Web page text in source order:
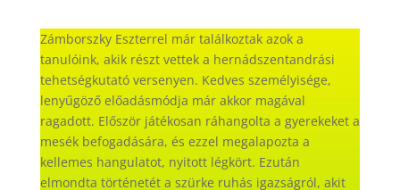
Zámborszky Eszterrel már találkoztak azok a
tanulóink, akik részt vettek a hernádszentandrási
tehetségkutató versenyen. Kedves személyisége,
lenyűgöző előadásmódja már akkor magával
ragadott. Először játékosan ráhangolta a gyerekeket a
mesék befogadására, és ezzel megalapozta a
kellemes hangulatot, nyitott légkört. Ezután
elmondta történetét a szürke ruhás igazságról, akit